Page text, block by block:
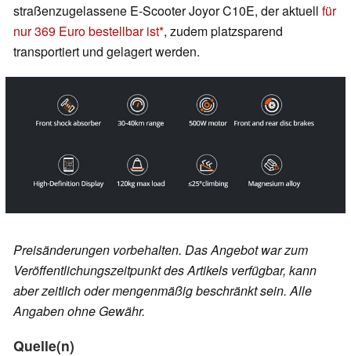
straßenzugelassene E-Scooter Joyor C10E, der aktuell für
nur 369 Euro bestellbar ist , zudem platzsparend
transportiert und gelagert werden.
Preisänderungen vorbehalten. Das Angebot war zum
Veröffentlichungszeitpunkt des Artikels verfügbar, kann
aber zeitlich oder mengenmäßig beschränkt sein. Alle
Angaben ohne Gewähr.
Quelle(n)